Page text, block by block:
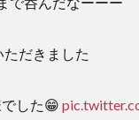
ただきました
した😁